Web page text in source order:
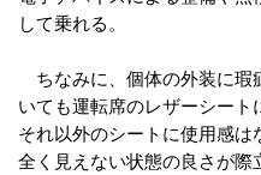
して乗れる。
ちなみに、個体の外装に瑕
いても運転席のレザーシート
それ以外のシートに使用感
全く見えない状態の良さが際